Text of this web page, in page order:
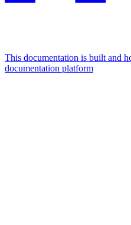
This documentation is built and
documentation platform